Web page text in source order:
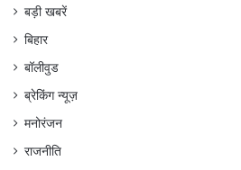
बड़ी खबरें
बिहार
बॉलीवुड
ब्रेकिंग न्यूज़
मनोरंजन
राजनीति